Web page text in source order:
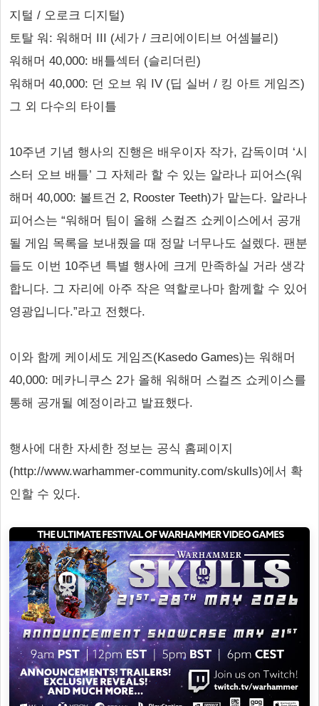
지털 / 오로크 디지털)
토탈 워: 워해머 III (세가 / 크리에이티브 어셈블리)
워해머 40,000: 배틀섹터 (슬리더린)
워해머 40,000: 던 오브 워 IV (딥 실버 / 킹 아트 게임즈)
그 외 다수의 타이틀
10주년 기념 행사의 진행은 배우이자 작가, 감독이며 ‘시
스터 오브 배틀’ 그 자체라 할 수 있는 알라나 피어스(워
해머 40,000: 볼트건 2, Rooster Teeth)가 맡는다. 알라나
피어스는 “워해머 팀이 올해 스컬즈 쇼케이스에서 공개
될 게임 목록을 보내줬을 때 정말 너무나도 설렜다. 팬분
들도 이번 10주년 특별 행사에 크게 만족하실 거라 생각
합니다. 그 자리에 아주 작은 역할로나마 함께할 수 있어
영광입니다.”라고 전했다.
이와 함께 케이세도 게임즈(Kasedo Games)는 워해머
40,000: 메카니쿠스 2가 올해 워해머 스컬즈 쇼케이스를
통해 공개될 예정이라고 발표했다.
행사에 대한 자세한 정보는 공식 홈페이지
(http://www.warhammer-community.com/skulls)에서 확
인할 수 있다.